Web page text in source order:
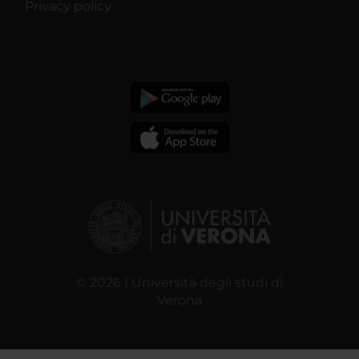
Privacy policy
© 2026 | Università degli studi di
Verona